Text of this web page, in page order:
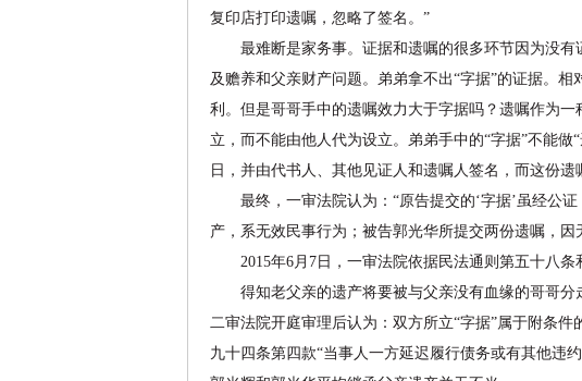
复印店打印遗嘱，忽略了签名。”
最难断是家务事。证据和遗嘱的很多环节因为没有
及赡养和父亲财产问题。弟弟拿不出“字据”的证据。
利。但是哥哥手中的遗嘱效力大于字据吗？遗嘱作为
立，而不能由他人代为设立。弟弟手中的“字据”不能
日，并由代书人、其他见证人和遗嘱人签名，而这份
最终，一审法院认为：“原告提交的‘字据’虽经公证
产，系无效民事行为；被告郭光华所提交两份遗嘱，
2015年6月7日，一审法院依据民法通则第五十八条
得知老父亲的遗产将要被与父亲没有血缘的哥哥分
二审法院开庭审理后认为：双方所立“字据”属于附条
九十四条第四款“当事人一方延迟履行债务或有其他违